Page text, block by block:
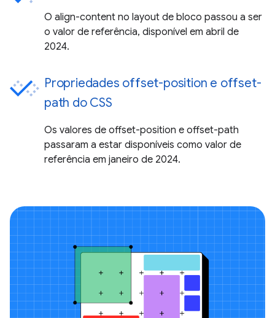
O align-content no layout de bloco passou a ser
o valor de referência, disponível em abril de
2024.
Propriedades offset-position e offset-
path do CSS
Os valores de offset-position e offset-path
passaram a estar disponíveis como valor de
referência em janeiro de 2024.